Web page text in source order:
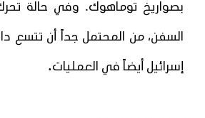
بصواريخ توماهوك. وفي حالة
السفن، من المحتمل جداً أن تتسع
إسرائيل أيضاً في العمليات.